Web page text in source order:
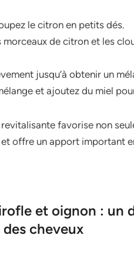
le citron en petits dés.
morceaux de citron et les
jusqu’à obtenir un
et ajoutez du miel
favorise non
et offre un apport important
et oignon : un
cheveux